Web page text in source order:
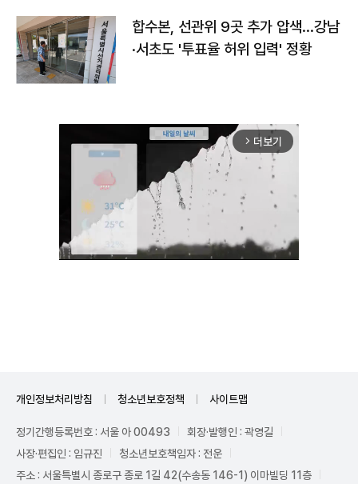
합수본, 선관위 9곳 추가 압색…강남
·서초도 '투표율 허위 입력' 정황
arrow_forward_ios 더보기
개인정보처리방침 청소년보호정책 사이트맵
정기간행등록번호 : 서울 아 00493
회장·발행인 : 곽영길
사장·편집인 : 임규진
청소년보호책임자 : 전운
주소 : 서울특별시 종로구 종로 1길 42(수송동 146-1) 이마빌딩 11층